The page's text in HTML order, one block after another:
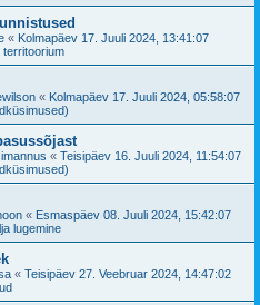
« Kolmapäev 17. Juuli 2024, 13:41:07
territoorium
« Kolmapäev 17. Juuli 2024, 05:58:07
« Teisipäev 16. Juuli 2024, 11:54:07
« Esmaspäev 08. Juuli 2024, 15:42:07
lugemine
« Teisipäev 27. Veebruar 2024, 14:47:02